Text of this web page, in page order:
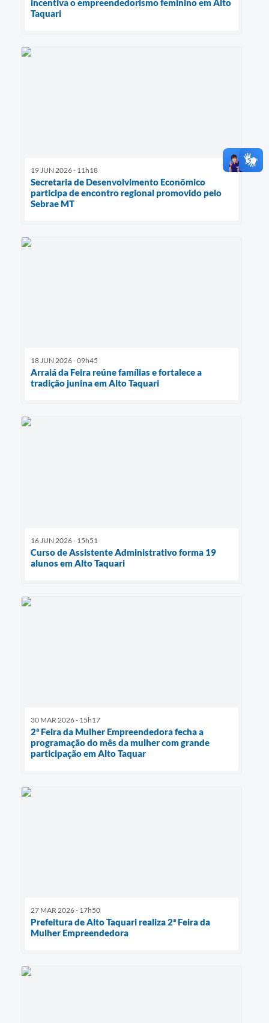
incentiva o empreendedorismo feminino em Alto
Taquari
19 JUN 2026 - 11h18
Secretaria de Desenvolvimento Econômico
participa de encontro regional promovido pelo
Sebrae MT
18 JUN 2026 - 09h45
Arraiá da Feira reúne famílias e fortalece a
tradição junina em Alto Taquari
16 JUN 2026 - 15h51
Curso de Assistente Administrativo forma 19
alunos em Alto Taquari
30 MAR 2026 - 15h17
2ª Feira da Mulher Empreendedora fecha a
programação do mês da mulher com grande
participação em Alto Taquar
27 MAR 2026 - 17h50
Prefeitura de Alto Taquari realiza 2ª Feira da
Mulher Empreendedora